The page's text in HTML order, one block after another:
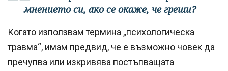
мнението си, ако се окаже, че греши?
Когато използвам термина „психологическа
травма“, имам предвид, че е възможно човек да
пречупва или изкривява постъпващата